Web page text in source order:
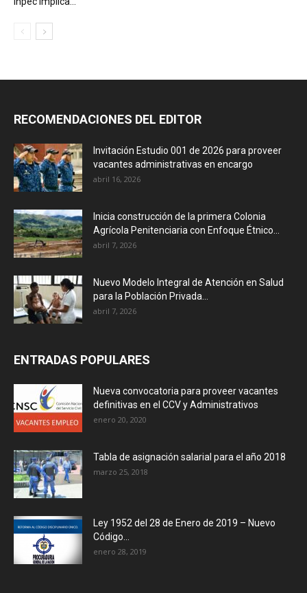
RECOMENDACIONES DEL EDITOR
Invitación Estudio 001 de 2026 para proveer
vacantes administrativas en encargo
abril 16, 2026
Inicia construcción de la primera Colonia
Agrícola Penitenciaria con Enfoque Étnico...
abril 7, 2026
Nuevo Modelo Integral de Atención en Salud
para la Población Privada...
abril 7, 2026
ENTRADAS POPULARES
Nueva convocatoria para proveer vacantes
definitivas en el CCV y Administrativos
enero 20, 2020
Tabla de asignación salarial para el año 2018
marzo 25, 2018
Ley 1952 del 28 de Enero de 2019 – Nuevo
Código...
enero 28, 2019